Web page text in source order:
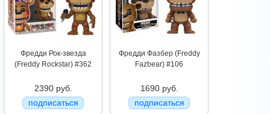
Фредди Рок-звезда
(Freddy Rockstar) #362
2390 руб.
подписаться
Фредди Фазбер (Freddy
Fazbear) #106
1690 руб.
подписаться